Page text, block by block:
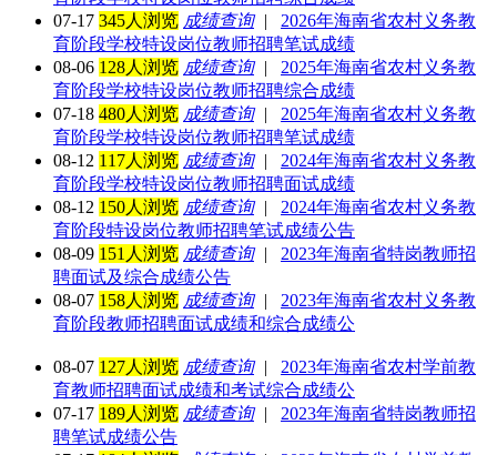
07-17 345人浏览 成绩查询|
2026年海南省农村义务教
育阶段学校特设岗位教师招聘笔试成绩
08-06 128人浏览 成绩查询|
2025年海南省农村义务教
育阶段学校特设岗位教师招聘综合成绩
07-18 480人浏览 成绩查询|
2025年海南省农村义务教
育阶段学校特设岗位教师招聘笔试成绩
08-12 117人浏览 成绩查询|
2024年海南省农村义务教
育阶段学校特设岗位教师招聘面试成绩
08-12 150人浏览 成绩查询|
2024年海南省农村义务教
育阶段特设岗位教师招聘笔试成绩公告
08-09 151人浏览 成绩查询|
2023年海南省特岗教师招
聘面试及综合成绩公告
08-07 158人浏览 成绩查询|
2023年海南省农村义务教
育阶段教师招聘面试成绩和综合成绩公
08-07 127人浏览 成绩查询|
2023年海南省农村学前教
育教师招聘面试成绩和考试综合成绩公
07-17 189人浏览 成绩查询|
2023年海南省特岗教师招
聘笔试成绩公告